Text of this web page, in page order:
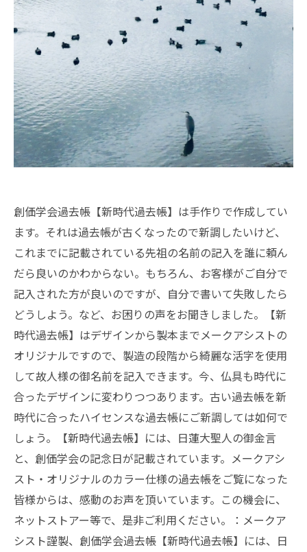
創価学会過去帳【新時代過去帳】は手作りで作成してい
ます。それは過去帳が古くなったので新調したいけど、
これまでに記載されている先祖の名前の記入を誰に頼ん
だら良いのかわからない。もちろん、お客様がご自分で
記入された方が良いのですが、自分で書いて失敗したら
どうしよう。など、お困りの声をお聞きしました。【新
時代過去帳】はデザインから製本までメークアシストの
オリジナルですので、製造の段階から綺麗な活字を使用
して故人様の御名前を記入できます。今、仏具も時代に
合ったデザインに変わりつつあります。古い過去帳を新
時代に合ったハイセンスな過去帳にご新調しては如何で
しょう。【新時代過去帳】には、日蓮大聖人の御金言
と、創価学会の記念日が記載されています。メークアシ
スト・オリジナルのカラー仕様の過去帳をご覧になった
皆様からは、感動のお声を頂いています。この機会に、
ネットストアー等で、是非ご利用ください。：メークア
シスト謹製、創価学会過去帳【新時代過去帳】には、日